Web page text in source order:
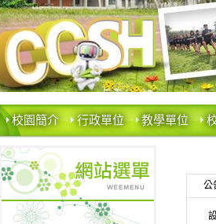
校園簡介 行政單位 教學單位
公